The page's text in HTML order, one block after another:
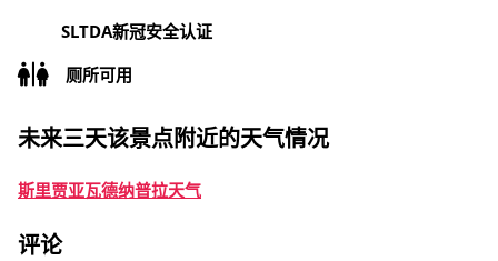
SLTDA新冠安全认证
厕所可用
未来三天该景点附近的天气情况
斯里贾亚瓦德纳普拉天气
评论